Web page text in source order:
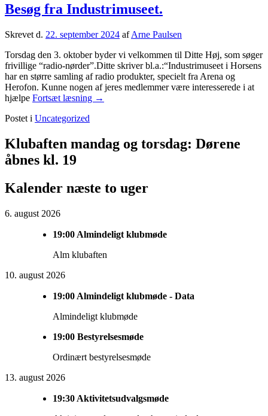
Besøg fra Industrimuseet.
Skrevet d. 22. september 2024 afArne Paulsen
Torsdag den 3. oktober byder vi velkommen til Ditte Høj, som søger
frivillige “radio-nørder”.Ditte skriver bl.a.:“Industrimuseet i Horsens
har en større samling af radio produkter, specielt fra Arena og
Herofon. Kunne nogen af jeres medlemmer være interesserede i at
hjælpe Fortsæt læsning Besøg
→
Postet i Uncategorized
Primary
Sidebar
Area
Klubaften mandag og torsdag: Dørene
åbnes kl. 19
Kalender næste to uger
6. august 2026
19:00 Almindeligt klubmøde
Alm klubaften
10. august 2026
19:00 Almindeligt klubmøde - Data
Almindeligt klubmøde
19:00 Bestyrelsesmøde
Ordinært bestyrelsesmøde
13. august 2026
19:30 Aktivitetsudvalgsmøde